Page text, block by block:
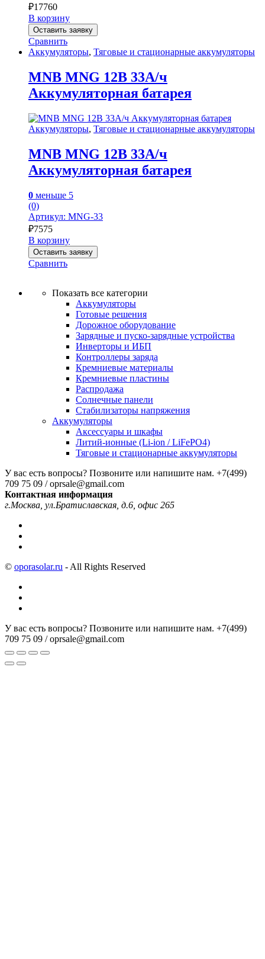
₽17760
В корзину
Оставить заявку
Сравнить
Аккумуляторы, Тяговые и стационарные аккумуляторы
MNB MNG 12В 33А/ч
Аккумуляторная батарея
Аккумуляторы, Тяговые и стационарные аккумуляторы
MNB MNG 12В 33А/ч
Аккумуляторная батарея
0 меньше 5
(0)
Артикул: MNG-33
₽7575
В корзину
Оставить заявку
Сравнить
Показать все категории
Аккумуляторы
Готовые решения
Дорожное оборудование
Зарядные и пуско-зарядные устройства
Инверторы и ИБП
Контроллеры заряда
Кремниевые материалы
Кремниевые пластины
Распродажа
Солнечные панели
Стабилизаторы напряжения
Аккумуляторы
Аксессуары и шкафы
Литий-ионные (Li-ion / LiFePO4)
Тяговые и стационарные аккумуляторы
У вас есть вопросы? Позвоните или напишите нам. +7(499)
709 75 09 / oprsale@gmail.com
Контактная информация
г.Москва, ул.Братиславская, д.6, офис 265
© oporasolar.ru - All Rights Reserved
У вас есть вопросы? Позвоните или напишите нам. +7(499)
709 75 09 / oprsale@gmail.com